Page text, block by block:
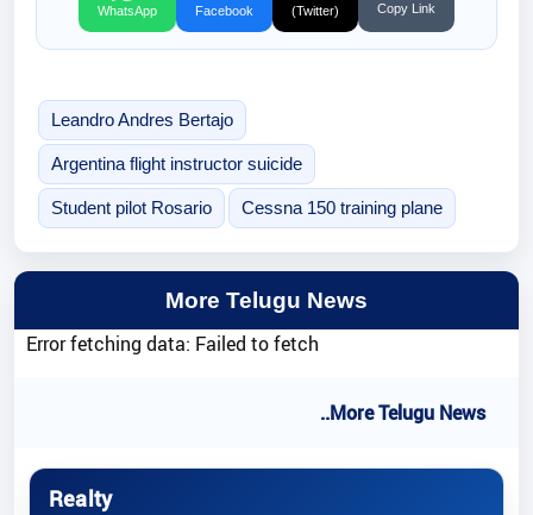
WhatsApp Facebook (Twitter) Copy Link
Leandro Andres Bertajo
Argentina flight instructor suicide
Student pilot Rosario Cessna 150 training plane
More Telugu News
Error fetching data: Failed to fetch
..More Telugu News
Realty